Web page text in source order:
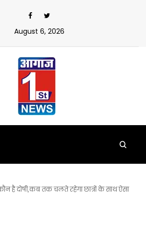
August 6, 2026
है दोषी,कब तक चलते रहेगा छात्रों के साथ ऐसा